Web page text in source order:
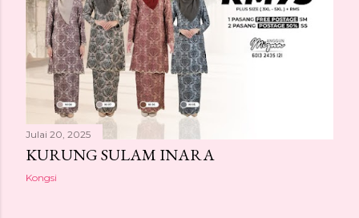
Julai 20, 2025
KURUNG SULAM INARA
Kongsi